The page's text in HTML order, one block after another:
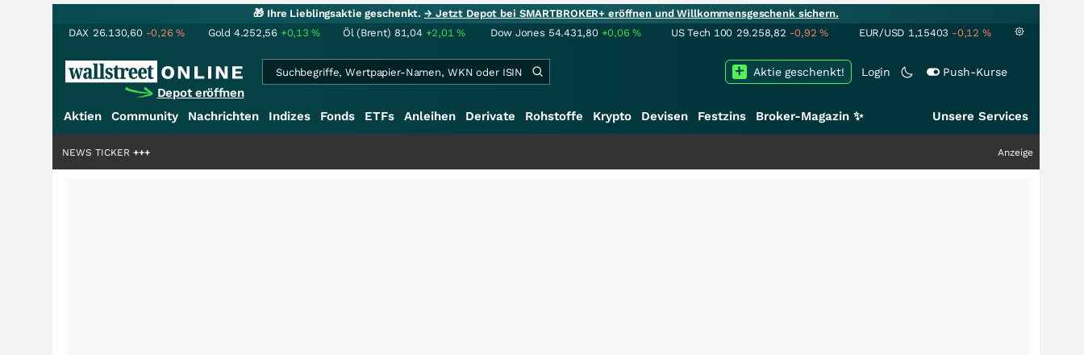
🎁 Ihre Lieblingsaktie geschenkt.→ Jetzt Depot bei SMARTBROKER+ eröffnen und Willkommensgeschenk sichern.
DAX 26.130,60 -0,26% Gold 4.252,56 +0,13% Öl (Brent) 81,04 +2,01% Dow Jones 54.431,80 +0,06% US Tech 100 29.258,82 -0,92% EUR/USD 1,15403 -0,12 %
Depot eröffnen
Login Push-Kurse
Aktie geschenkt!
Aktien Community Nachrichten Indizes Fonds ETFs Anleihen Derivate Rohstoffe Krypto Devisen Festzins Broker-Magazin ✨ Unsere Services
+++ Anzeige
NEWS TICKER